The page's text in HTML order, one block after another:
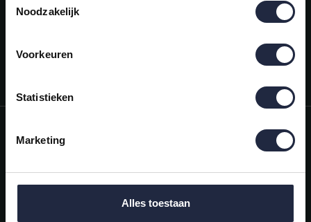
Noodzakelijk
Voorkeuren
Statistieken
Marketing
Alles toestaan
Mijn account
Categorieën